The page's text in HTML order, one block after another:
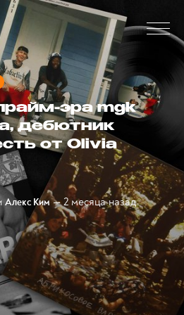
эра mgk
дебютник
от Olivia
Алекс Ким — 2 месяца назад